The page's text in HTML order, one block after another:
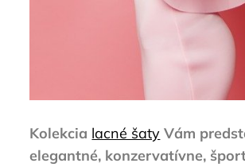
Kolekcia lacné šaty Vám
elegantné, konzervatívne,